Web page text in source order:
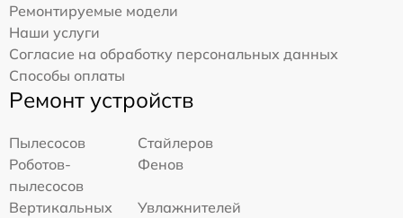
Ремонтируемые модели
Наши услуги
Согласие на обработку персональных данных
Способы оплаты
Ремонт устройств
Пылесосов
Стайлеров
Роботов-
пылесосов
Фенов
Вертикальных
Увлажнителей